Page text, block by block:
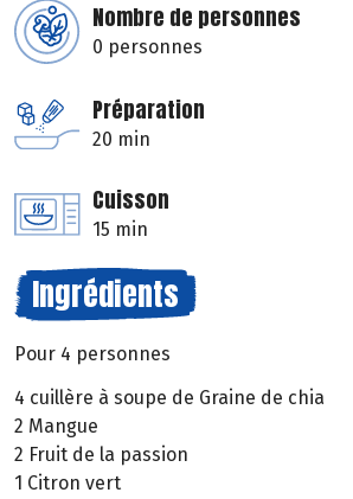
Nombre de personnes
0 personnes
Préparation
20 min
Cuisson
15 min
Ingrédients
Pour 4 personnes
4 cuillère à soupe de Graine de chia
2 Mangue
2 Fruit de la passion
1 Citron vert